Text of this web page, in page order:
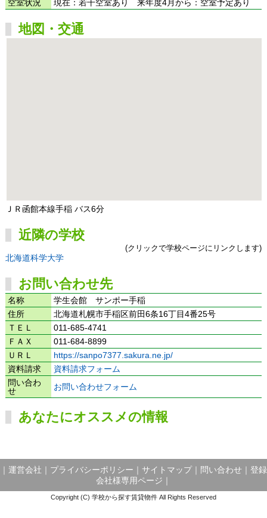
空室状況
現在：若干空室あり 来年度4月から：空室予定あり
地図・交通
ＪＲ函館本線手稲 バス6分
近隣の学校
(クリックで学校ページにリンクします)
北海道科学大学
お問い合わせ先
名称
学生会館 サンポー手稲
住所
北海道札幌市手稲区前田6条16丁目4番25号
ＴＥＬ
011-685-4741
ＦＡＸ
011-684-8899
ＵＲＬ
https://sanpo7377.sakura.ne.jp/
資料請求
資料請求フォーム
問い合わ
せ
お問い合わせフォーム
あなたにオススメの情報
運営会社 プライバシーポリシー サイトマップ｜ 問い合わせ
登録
会社様専用ページ
Copyright (C) 学校から探す賃貸物件 All Rights Reserved